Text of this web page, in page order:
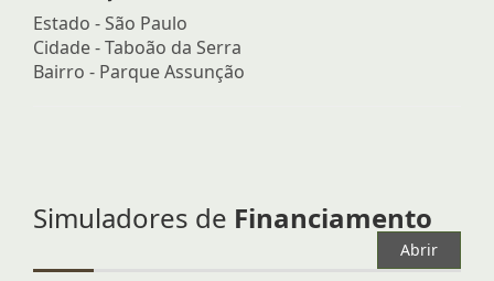
Estado -São Paulo
Cidade -Taboão da Serra
Bairro - Parque Assunção
Simuladores de Financiamento
Abrir